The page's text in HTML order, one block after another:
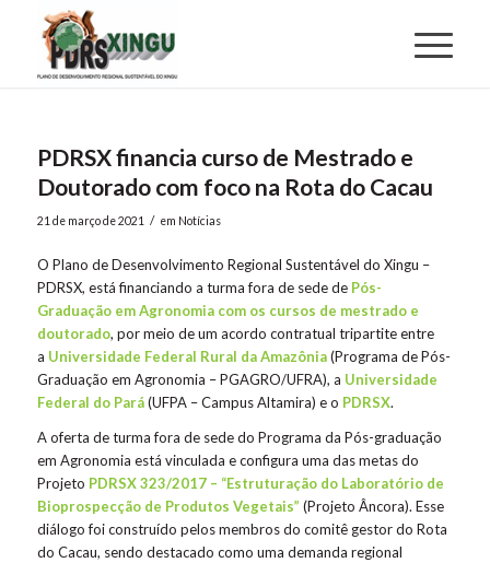
PDRSX financia curso de Mestrado e
Doutorado com foco na Rota do Cacau
21 de março de 2021 / em Notícias
O Plano de Desenvolvimento Regional Sustentável do Xingu –
PDRSX, está financiando a turma fora de sede de Pós-
Graduação em Agronomia com os cursos de mestrado e
doutorado, por meio de um acordo contratual tripartite entre
a Universidade Federal Rural da Amazônia(Programa de Pós-
Graduação em Agronomia – PGAGRO/UFRA), a Universidade
Federal do Pará(UFPA – Campus Altamira) e o PDRSX.
A oferta de turma fora de sede do Programa da Pós-graduação
em Agronomia está vinculada e configura uma das metas do
Projeto PDRSX 323/2017 – “Estruturação do Laboratório de
Bioprospecção de Produtos Vegetais” (Projeto Âncora). Esse
diálogo foi construído pelos membros do comitê gestor do Rota
do Cacau, sendo destacado como uma demanda regional